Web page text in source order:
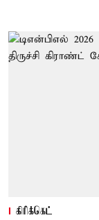
கிரிக்கெட்